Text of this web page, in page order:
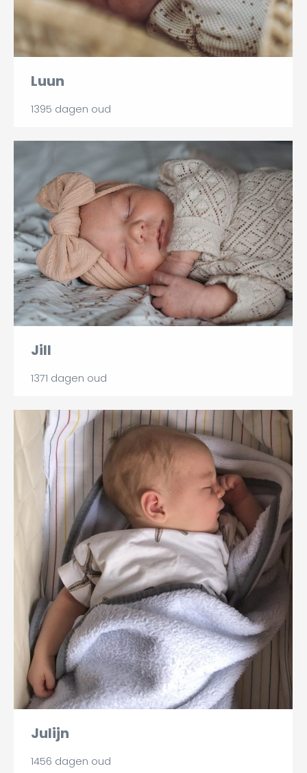
Luun
1395 dagen oud
Jill
1371 dagen oud
Julijn
1456 dagen oud